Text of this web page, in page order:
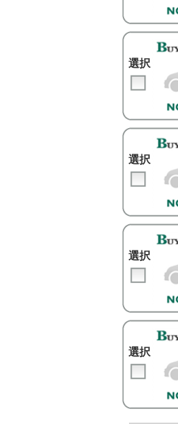
選択
選択
選択
選択